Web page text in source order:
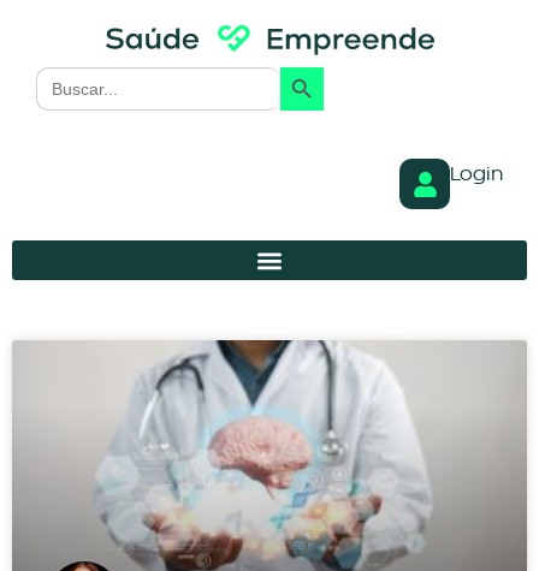
Search
for:
Search Button
Login